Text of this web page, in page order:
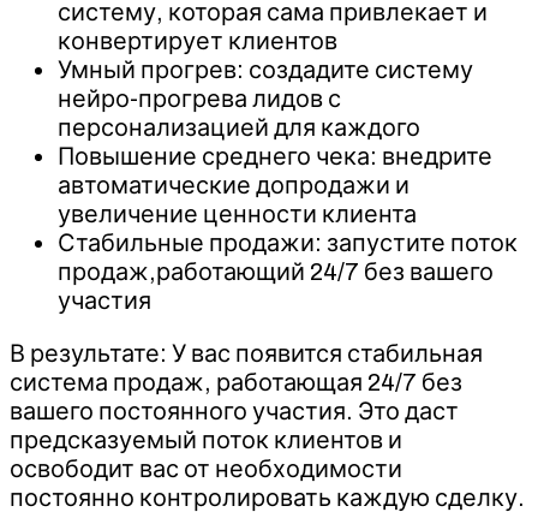
систему, которая сама привлекает и
конвертирует клиентов
Умный прогрев: создадите систему
нейро-прогрева лидов с
персонализацией для каждого
Повышение среднего чека: внедрите
автоматические допродажи и
увеличение ценности клиента
Стабильные продажи: запустите поток
продаж,работающий 24/7 без вашего
участия
В результате: У вас появится стабильная
система продаж, работающая 24/7 без
вашего постоянного участия. Это даст
предсказуемый поток клиентов и
освободит вас от необходимости
постоянно контролировать каждую сделку.